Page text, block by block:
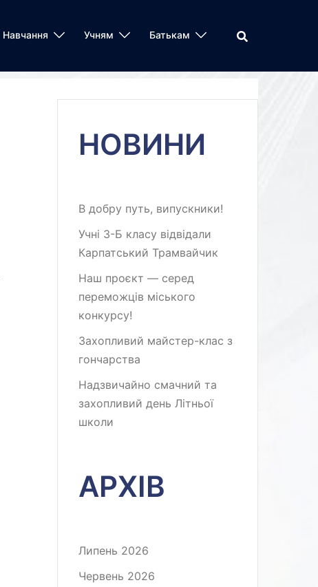
Навчання Учням Батькам
НОВИНИ
В добру путь, випускники!
Учні 3-Б класу відвідали
Карпатський Трамвайчик
Наш проєкт — серед
переможців міського
конкурсу!
Захопливий майстер-клас з
гончарства
Надзвичайно смачний та
захопливий день Літньої
школи
АРХІВ
Липень 2026
Червень 2026